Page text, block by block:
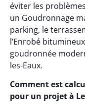
éviter les
un Goudronnage
parking, le
l’Enrobé
goudronnée
les-Eaux.
Comment est
pour un projet à